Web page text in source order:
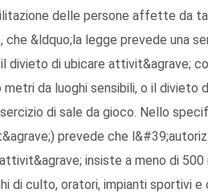
delle persone affette da
che &ldquo;la legge prevede una
divieto di ubicare attivit&agrave;
da luoghi sensibili, o il divieto
di sale da gioco. Nello
prevede che
insiste a meno di
di culto, oratori, impianti sportivi e